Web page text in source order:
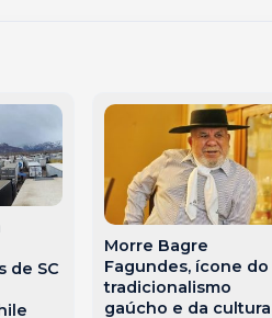
de SC
Morre Bagre
Fagundes, ícone do
tradicionalismo
gaúcho e da cultura